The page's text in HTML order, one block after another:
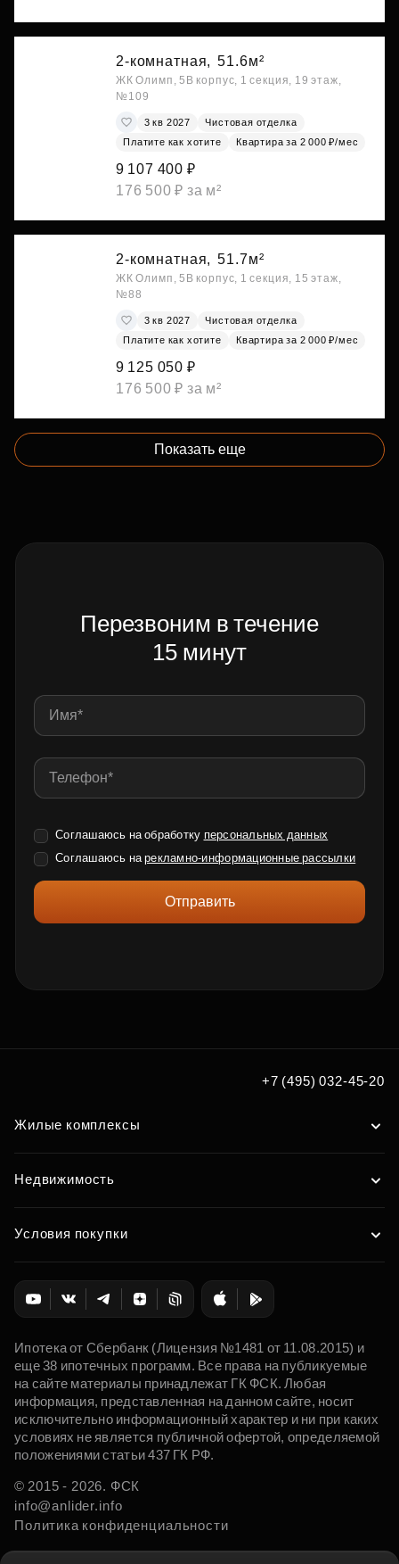
2-комнатная, 51.6м²
ЖК Олимп, 5В корпус, 1 секция, 19 этаж,
№109
3 кв 2027
Чистовая отделка
Платите как хотите
Квартира за 2 000 ₽/мес
9 107 400 ₽
176 500 ₽ за м²
2-комнатная, 51.7м²
ЖК Олимп, 5В корпус, 1 секция, 15 этаж,
№88
3 кв 2027
Чистовая отделка
Платите как хотите
Квартира за 2 000 ₽/мес
9 125 050 ₽
176 500 ₽ за м²
Показать еще
Перезвоним в течение
15 минут
Соглашаюсь на обработку персональных данных
Соглашаюсь нарекламно-информационные рассылки
Отправить
+7 (495) 032-45-20
Жилые комплексы
Недвижимость
Условия покупки
Ипотека от Сбербанк (Лицензия №1481 от 11.08.2015) и
еще 38 ипотечных программ. Все права на публикуемые
на сайте материалы принадлежат ГК ФСК. Любая
информация, представленная на данном сайте, носит
исключительно информационный характер и ни при каких
условиях не является публичной офертой, определяемой
положениями статьи 437 ГК РФ.
© 2015 - 2026. ФСК
info@anlider.info
Политика конфиденциальности